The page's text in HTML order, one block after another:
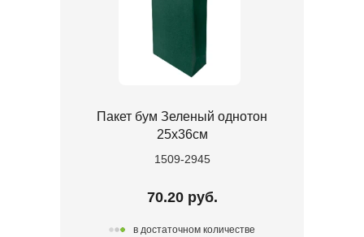
Пакет бум Зеленый однотон
25х36см
1509-2945
70.20 руб.
в достаточном количестве